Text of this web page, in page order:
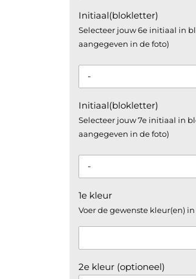
Initiaal(blokletter)
Selecteer jouw 6e initiaal in
aangegeven in de foto)
Initiaal(blokletter)
Selecteer jouw 7e initiaal in
aangegeven in de foto)
1e kleur
Voer de gewenste kleur(en)
2e kleur (optioneel)